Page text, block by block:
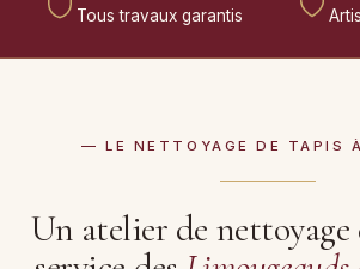
Tous travaux garantis
— LE NETTOYAGE DE TAPIS
Un atelier de nettoyage